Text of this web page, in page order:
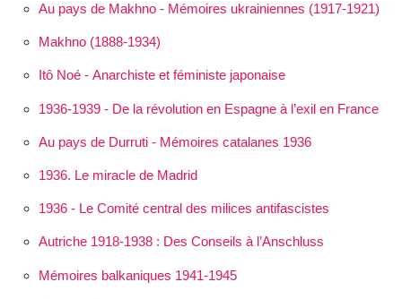
Au pays de Makhno - Mémoires ukrainiennes (1917-1921)
Makhno (1888-1934)
Itô Noé - Anarchiste et féministe japonaise
1936-1939 - De la révolution en Espagne à l’exil en France
Au pays de Durruti - Mémoires catalanes 1936
1936. Le miracle de Madrid
1936 - Le Comité central des milices antifascistes
Autriche 1918-1938 : Des Conseils à l’Anschluss
Mémoires balkaniques 1941-1945